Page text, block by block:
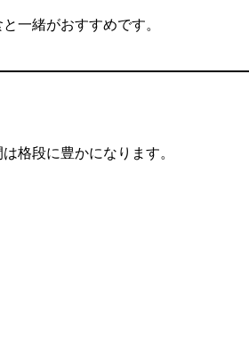
一緒がおすすめです。
格段に豊かになります。